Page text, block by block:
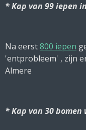
* Kap van 99 iepen
Na eerst800 iepen
'entprobleem' , zijn
Almere
* Kap van 30